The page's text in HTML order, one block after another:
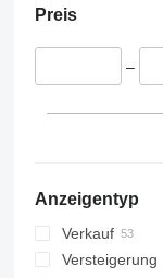
Preis
–
Anzeigentyp
Verkauf
Versteigerung